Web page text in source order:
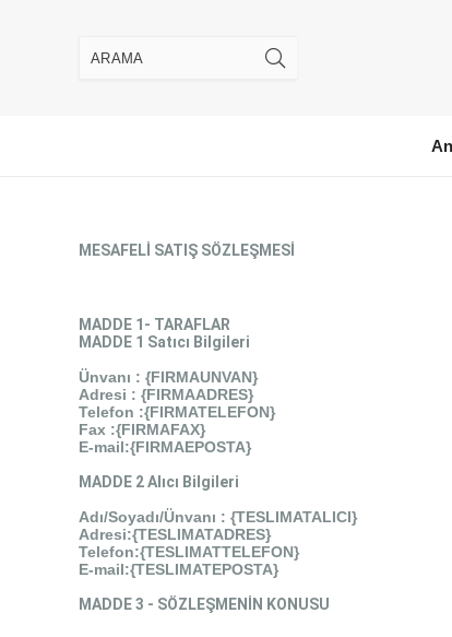
MESAFELİ SATIŞ SÖZLEŞMESİ
MADDE 1- TARAFLAR
MADDE 1 Satıcı Bilgileri
Ünvanı : {FIRMAUNVAN}
Adresi : {FIRMAADRES}
Telefon :{FIRMATELEFON}
Fax :{FIRMAFAX}
E-mail:{FIRMAEPOSTA}
MADDE 2 Alıcı Bilgileri
Adı/Soyadı/Ünvanı : {TESLIMATALICI}
Adresi:{TESLIMATADRES}
Telefon:{TESLIMATTELEFON}
E-mail:{TESLIMATEPOSTA}
MADDE 3 - SÖZLEŞMENİN KONUSU